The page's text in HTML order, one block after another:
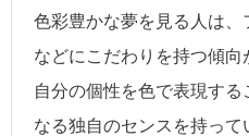
色彩豊かな夢を見る人は
などにこだわりを持つ傾向
自分の個性を色で表現す
なる独自のセンスを持って